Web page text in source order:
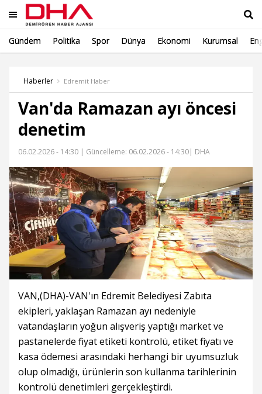
Gündem Politika Spor Dünya Ekonomi Kurumsal
Haberler Edremit Haber
Van'da Ramazan ayı öncesi
denetim
06.02.2026 - 14:30 | Güncelleme: 06.02.2026 - 14:30| DHA
VAN,(DHA)-VAN'ın Edremit Belediyesi Zabıta
ekipleri, yaklaşan Ramazan ayı nedeniyle
vatandaşların yoğun alışveriş yaptığı market ve
pastanelerde fiyat etiketi kontrolü, etiket fiyatı ve
kasa ödemesi arasındaki herhangi bir uyumsuzluk
olup olmadığı, ürünlerin son kullanma tarihlerinin
kontrolü denetimleri gerçekleştirdi.